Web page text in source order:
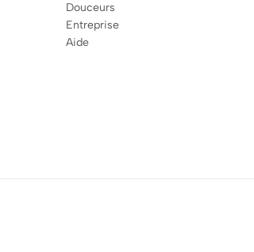
Douceurs
Entreprise
Aide